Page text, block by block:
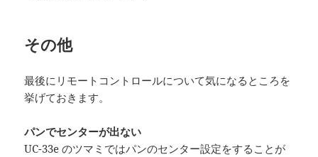
その他
最後にリモートコントロールについて気になるところを
挙げておきます。
パンでセンターが出ない
UC-33e のツマミではパンのセンター設定をすることが